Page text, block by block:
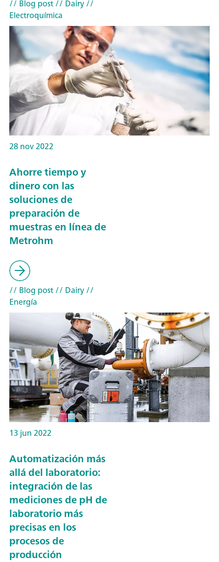
// Blog post// Dairy//
Electroquímica
28 nov 2022
Ahorre tiempo y
dinero con las
soluciones de
preparación de
muestras en línea de
Metrohm
// Blog post// Dairy//
Energía
13 jun 2022
Automatización más
allá del laboratorio:
integración de las
mediciones de pH de
laboratorio más
precisas en los
procesos de
producción